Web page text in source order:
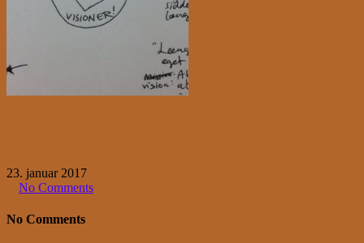
23. januar 2017
No Comments
No Comments